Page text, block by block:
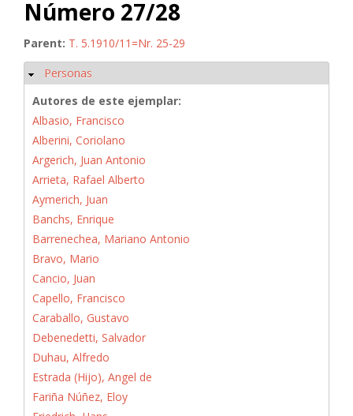
Número 27/28
Parent: T. 5.1910/11=Nr. 25-29
Ocultar
Personas
Autores de este ejemplar:
Albasio, Francisco
Alberini, Coriolano
Argerich, Juan Antonio
Arrieta, Rafael Alberto
Aymerich, Juan
Banchs, Enrique
Barrenechea, Mariano Antonio
Bravo, Mario
Cancio, Juan
Capello, Francisco
Caraballo, Gustavo
Debenedetti, Salvador
Duhau, Alfredo
Estrada (Hijo), Angel de
Fariña Núñez, Eloy